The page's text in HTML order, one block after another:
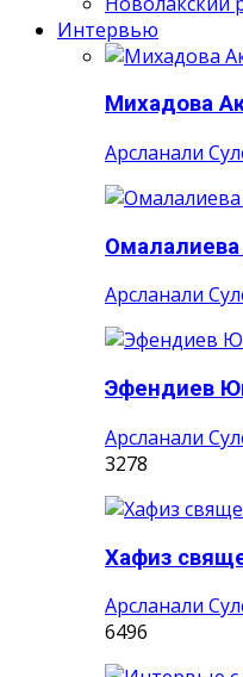
Интервью
Михадова
Арсланали
Арсланали
Эфендиев
Арсланали
3278
Хафиз
Арсланали
6496